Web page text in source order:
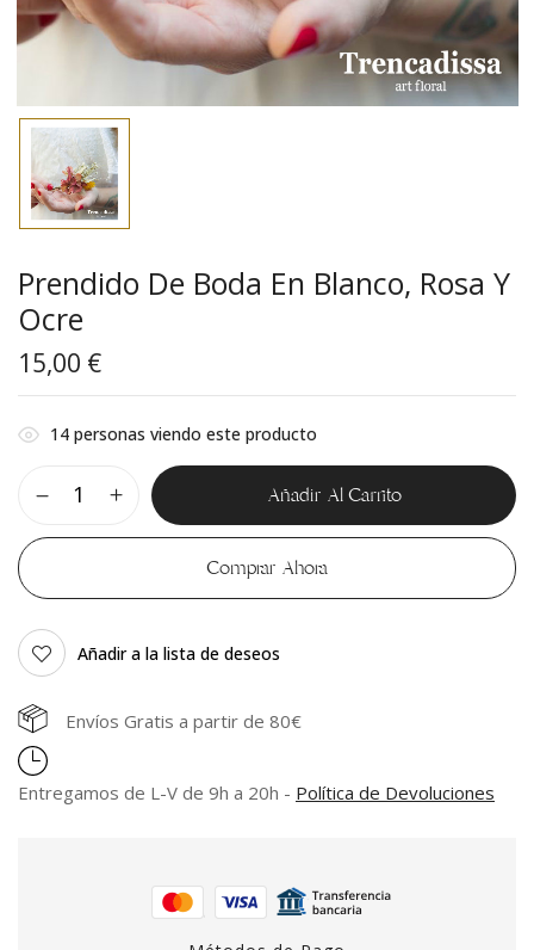
Prendido De Boda En Blanco, Rosa Y
Ocre
15,00 €
14 personas viendo este producto
Añadir Al Carrito
Comprar Ahora
Añadir a la lista de deseos
Envíos Gratis a partir de 80€
Entregamos de L-V de 9h a 20h - Política de Devoluciones